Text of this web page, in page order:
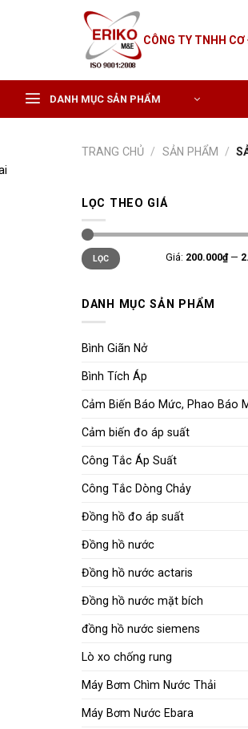
CÔNG TY TNHH CƠ
DANH MỤC SẢN PHẨM
TRANG CHỦ / SẢN PHẨM /
LỌC THEO GIÁ
Giá
tối
thiểu
Giá
tối
đa
LỌC Giá: 200.000₫—
DANH MỤC SẢN PHẨM
Bình Giãn Nở
Bình Tích Áp
Cảm Biến Báo Mức, Phao Báo
Cảm biến đo áp suất
Công Tắc Áp Suất
Công Tắc Dòng Chảy
Đồng hồ đo áp suất
Đồng hồ nước
Đồng hồ nước actaris
Đồng hồ nước mặt bích
đồng hồ nước siemens
Lò xo chống rung
Máy Bơm Chìm Nước Thải
Máy Bơm Nước Ebara